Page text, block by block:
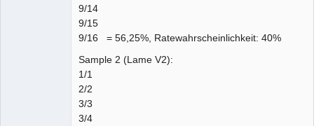
9/14
9/15
9/16 = 56,25%, Ratewahrscheinlichkeit: 40%
Sample 2 (Lame V2):
1/1
2/2
3/3
3/4